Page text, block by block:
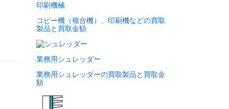
印刷機械
コピー機（複合機）、印刷機などの買取
製品と買取金額
業務用シュレッダー
業務用シュレッダーの買取製品と買取金
額